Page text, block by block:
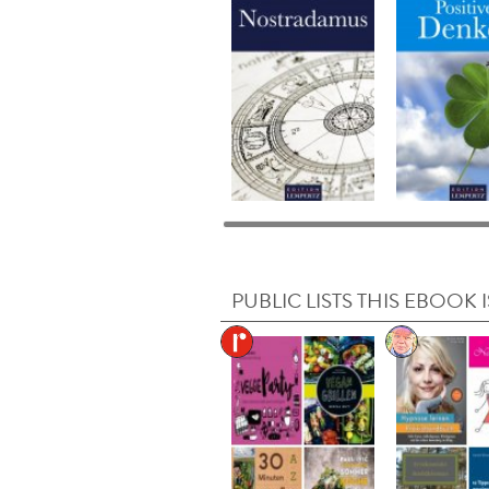
PUBLIC LISTS THIS EBOOK